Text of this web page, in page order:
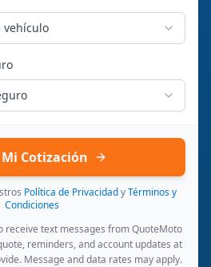
vehículo
Cotización
Política de Privacidad y Términos y
Condiciones
receive text messages from QuoteMoto
reminders, and account updates at
Message and data rates may apply.